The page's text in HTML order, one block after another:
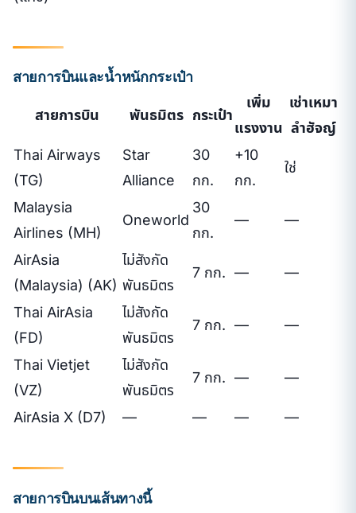
สายการบินและน้ำหนักกระเป๋า
สายการบิน พันธมิตร กระเป๋า
เพิ่ม
แรงงาน
เช่าเหมา
ลำฮัจญ์
Thai Airways
(TG)
Star
Alliance
30
กก.
+10
กก.
ใช่
Malaysia
Airlines (MH)
Oneworld
30
กก.
— —
AirAsia
(Malaysia) (AK)
ไม่สังกัด
พันธมิตร
7 กก. — —
Thai AirAsia
(FD)
ไม่สังกัด
พันธมิตร
7 กก. — —
Thai Vietjet
(VZ)
ไม่สังกัด
พันธมิตร
7 กก. — —
AirAsia X (D7) — — — —
สายการบินบนเส้นทางนี้